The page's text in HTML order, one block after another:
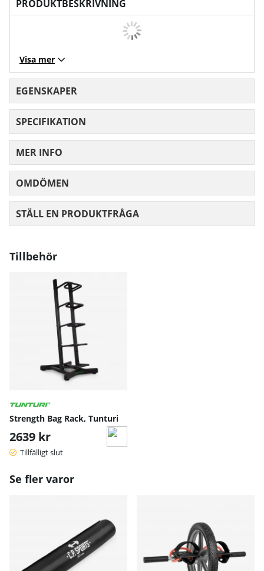
PRODUKTBESKRIVNING
Visa mer
EGENSKAPER
SPECIFIKATION
MER INFO
OMDÖMEN
STÄLL EN PRODUKTFRÅGA
Tillbehör
Strength Bag Rack, Tunturi
2639 kr
Tillfälligt slut
Se fler varor